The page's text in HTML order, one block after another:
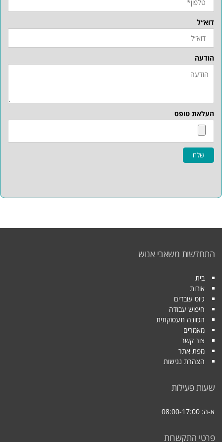
דוא״ל
הודעה
העלאת טופס
שלח
התחדשות משאבי אנוש
בית
אודות
גיוס עובדים
חיפוש עבודה
הכוונה תעסוקתית
מאמרים
צור קשר
מפת אתר
הצהרת נגישות
שעות פעילות
א-ה: 08:00-17:00
פרטי התקשרות